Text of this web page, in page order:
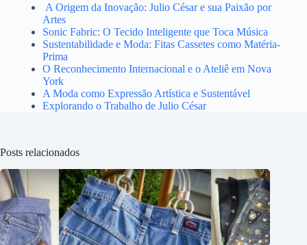
A Origem da Inovação: Julio César e sua Paixão por
Artes
Sonic Fabric: O Tecido Inteligente que Toca Música
Sustentabilidade e Moda: Fitas Cassetes como Matéria-
Prima
O Reconhecimento Internacional e o Ateliê em Nova
York
A Moda como Expressão Artística e Sustentável
Explorando o Trabalho de Julio César
Posts relacionados